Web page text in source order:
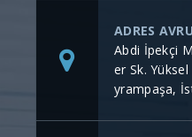
ADRES
Abdi İpekçi
er Sk.
yrampaşa,